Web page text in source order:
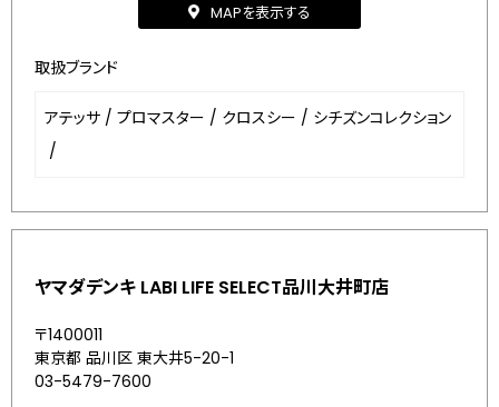
MAPを表示する
取扱ブランド
アテッサ / プロマスター / クロスシー / シチズンコレクション
/
ヤマダデンキ LABI LIFE SELECT品川大井町店
〒1400011
東京都 品川区 東大井5-20-1
03-5479-7600